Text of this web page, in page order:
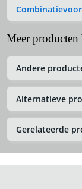
Meer
Andere
Alternatieve
Gerelateerde